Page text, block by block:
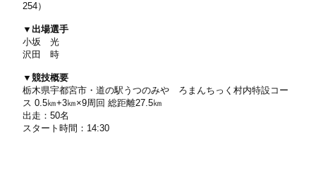
254）
▼出場選手
小坂 光
沢田 時
▼競技概要
栃木県宇都宮市・道の駅うつのみや ろまんちっく村内特設コー
ス 0.5㎞+3㎞×9周回 総距離27.5㎞
出走：50名
スタート時間：14:30